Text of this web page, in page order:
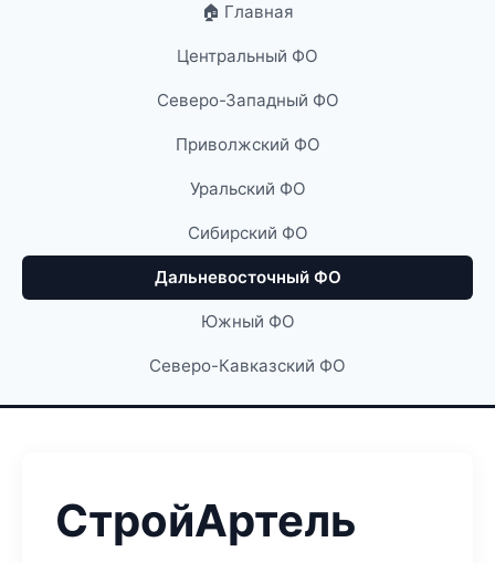
🏠 Главная
Центральный ФО
Северо-Западный ФО
Приволжский ФО
Уральский ФО
Сибирский ФО
Дальневосточный ФО
Южный ФО
Северо-Кавказский ФО
СтройАртель